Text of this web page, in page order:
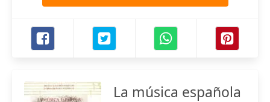
La música española